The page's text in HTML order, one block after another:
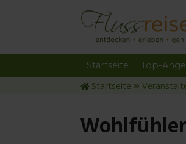
Startseite Top-
Startseite